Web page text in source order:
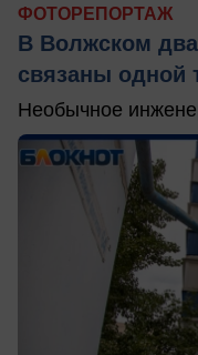
ФОТОРЕПОРТАЖ
В Волжском
связаны одной
Необычное